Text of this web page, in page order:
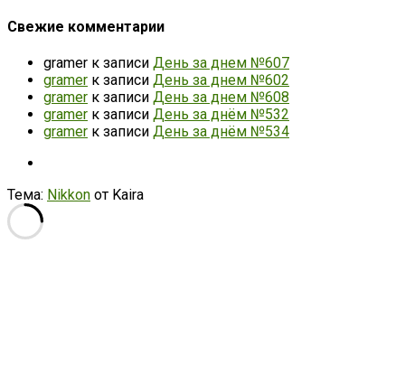
Свежие комментарии
gramer к записи День за днем №607
gramer к записи День за днем №602
gramer к записи День за днем №608
gramer к записи День за днём №532
gramer к записи День за днём №534
Тема: Nikkon от Kaira